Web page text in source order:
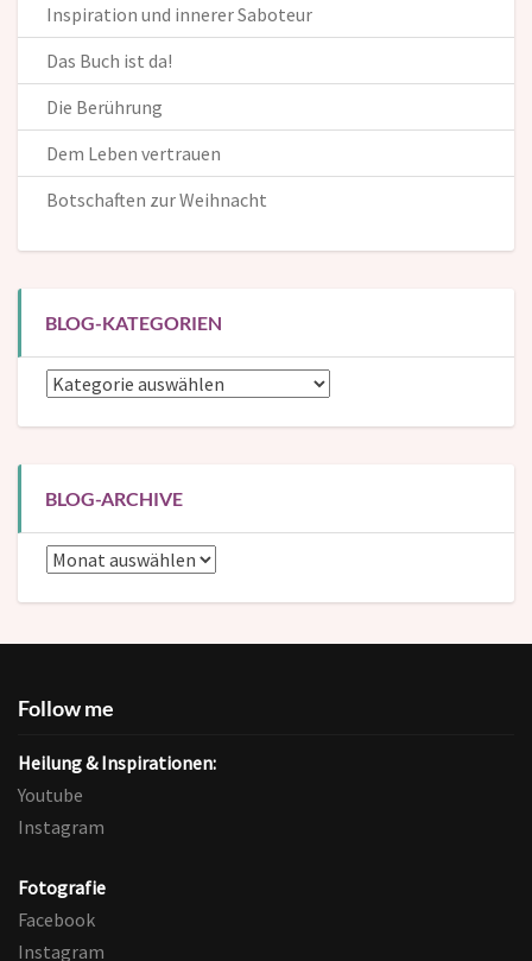
Inspiration und innerer Saboteur
Das Buch ist da!
Die Berührung
Dem Leben vertrauen
Botschaften zur Weihnacht
BLOG-KATEGORIEN
Blog-
BLOG-ARCHIVE
Blog-
Follow me
Heilung & Inspirationen:
Youtube
Instagram
Fotografie
Facebook
Instagram